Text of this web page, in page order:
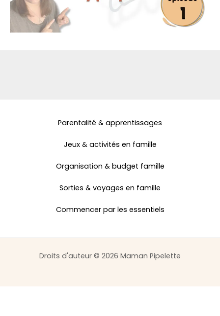
Parentalité & apprentissages
Jeux & activités en famille
Organisation & budget famille
Sorties & voyages en famille
Commencer par les essentiels
Droits d'auteur © 2026 Maman Pipelette